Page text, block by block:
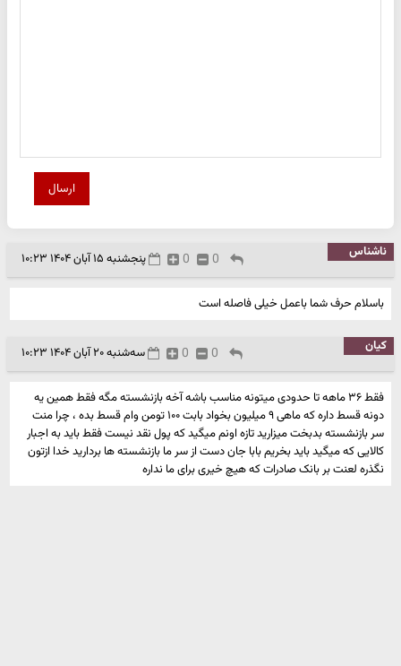
ارسال
ناشناس پنجشنبه ۱۵ آبان ۱۴۰۴ ۱۰:۲۳ 0
0
باسلام حرف شما باعمل خیلی فاصله است
کیان سه‌شنبه ۲۰ آبان ۱۴۰۴ ۱۰:۲۳ 0
0
فقط ۳۶ ماهه تا حدودی میتونه مناسب باشه آخه بازنشسته مگه فقط همین یه
دونه قسط داره که ماهی ۹ میلیون بخواد بابت ۱۰۰ تومن وام قسط بده ، چرا منت
سر بازنشسته بدبخت میزارید تازه اونم میگید که پول نقد نیست فقط باید به اجبار
کالایی که میگید باید بخریم بابا جان دست از سر ما بازنشسته ها بردارید خدا ازتون
نگذره لعنت بر بانک صادرات که هیچ خیری برای ما نداره